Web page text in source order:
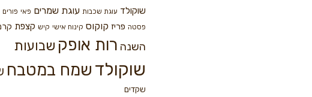
שוקולד עוגת שכבות עוגת שמרים פאי פורים
פסטה פריז קוקוס קינוח אישי קיש קצפת
השנה רות אופק שבועות
שוקולד שמח במטבח
שקדים